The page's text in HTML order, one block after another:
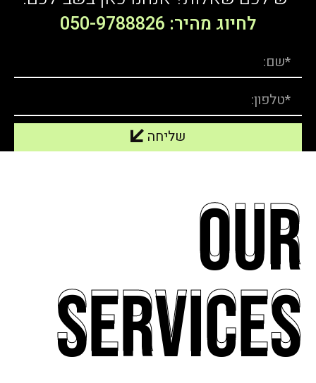
לחיוג מהיר: 050-9788826
שליחה
our
services
our
services